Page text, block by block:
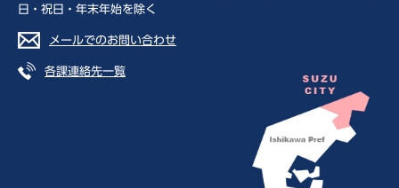
日・祝日・年末年始を除く
メールでのお問い合わせ
各課連絡先一覧